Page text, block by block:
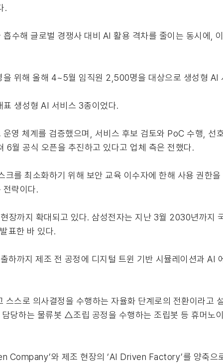
.
수해 글로벌 경쟁사 대비 AI 활용 격차를 줄이는 동시에,
위해 올해 4~5월 임직원 2,500명을 대상으로 생성형 AI
생성형 AI 서비스 3종이었다.
영 체계를 검증했으며, 서비스 후보 검토와 PoC 수행, 선
6월 공식 오픈을 추진하고 있다고 업체 측은 전했다.
를 최소화하기 위해 보안 교육 이수자에 한해 사용 권한
전략이다.
장까지 확대되고 있다. 삼성전자는 지난 3월 2030년까지
표한 바 있다.
하까지 제조 전 공정에 디지털 트윈 기반 시뮬레이션과 AI
스스로 의사결정을 수행하는 자율화 단계로의 전환이라고
당하는 물류봇 △조립 공정을 수행하는 조립봇 등 휴머노
Company’와 제조 현장의 ‘AI Driven Factory’를 양축으